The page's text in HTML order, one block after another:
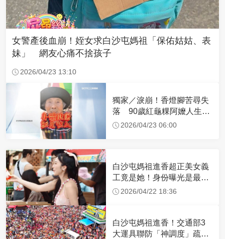
女警產後血崩！姪女求白沙屯媽祖「保佑姑姑、表
妹」 網友心痛不捨孩子
2026/04/23 13:10
獨家／淚崩！香燈腳苦尋失
落 90歲紅龜粿阿嬤人生謝
幕2026/04/23 06:00
白沙屯媽祖進香超正美女義
工竟是她！身份曝光是最美
禮生 一輩子不結婚
2026/04/22 18:36
白沙屯媽祖進香！交通部3
大運具聯防「神調度」疏運